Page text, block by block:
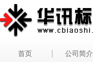
首页 公司简介